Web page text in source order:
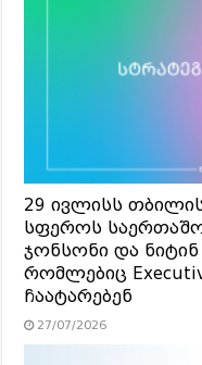
29 ივლისს
სფეროს
ჯონსონი და ნიტინ
რომლებიც
ჩაატარებენ
27/07/2026